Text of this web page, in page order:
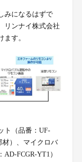
みになるはずで
リンナイ株式会社
す。
ト（品番：UF-
材）、マイクロバ
FCGR-YT1）